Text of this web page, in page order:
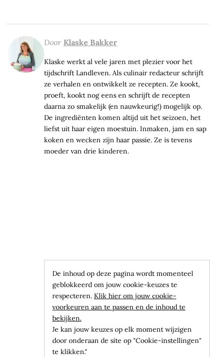
Door Klaske Bakker
Klaske werkt al vele jaren met plezier voor het
tijdschrift Landleven. Als culinair redacteur schrijft
ze verhalen en ontwikkelt ze recepten. Ze kookt,
proeft, kookt nog eens en schrijft de recepten
daarna zo smakelijk (en nauwkeurig!) mogelijk op.
De ingrediënten komen altijd uit het seizoen, het
liefst uit haar eigen moestuin. Inmaken, jam en sap
koken en wecken zijn haar passie. Ze is tevens
moeder van drie kinderen.
De inhoud op deze pagina wordt momenteel
geblokkeerd om jouw cookie-keuzes te
respecteren. Klik hier om jouw cookie-
voorkeuren aan te passen en de inhoud te
bekijken.
Je kan jouw keuzes op elk moment wijzigen
door onderaan de site op "Cookie-instellingen"
te klikken."